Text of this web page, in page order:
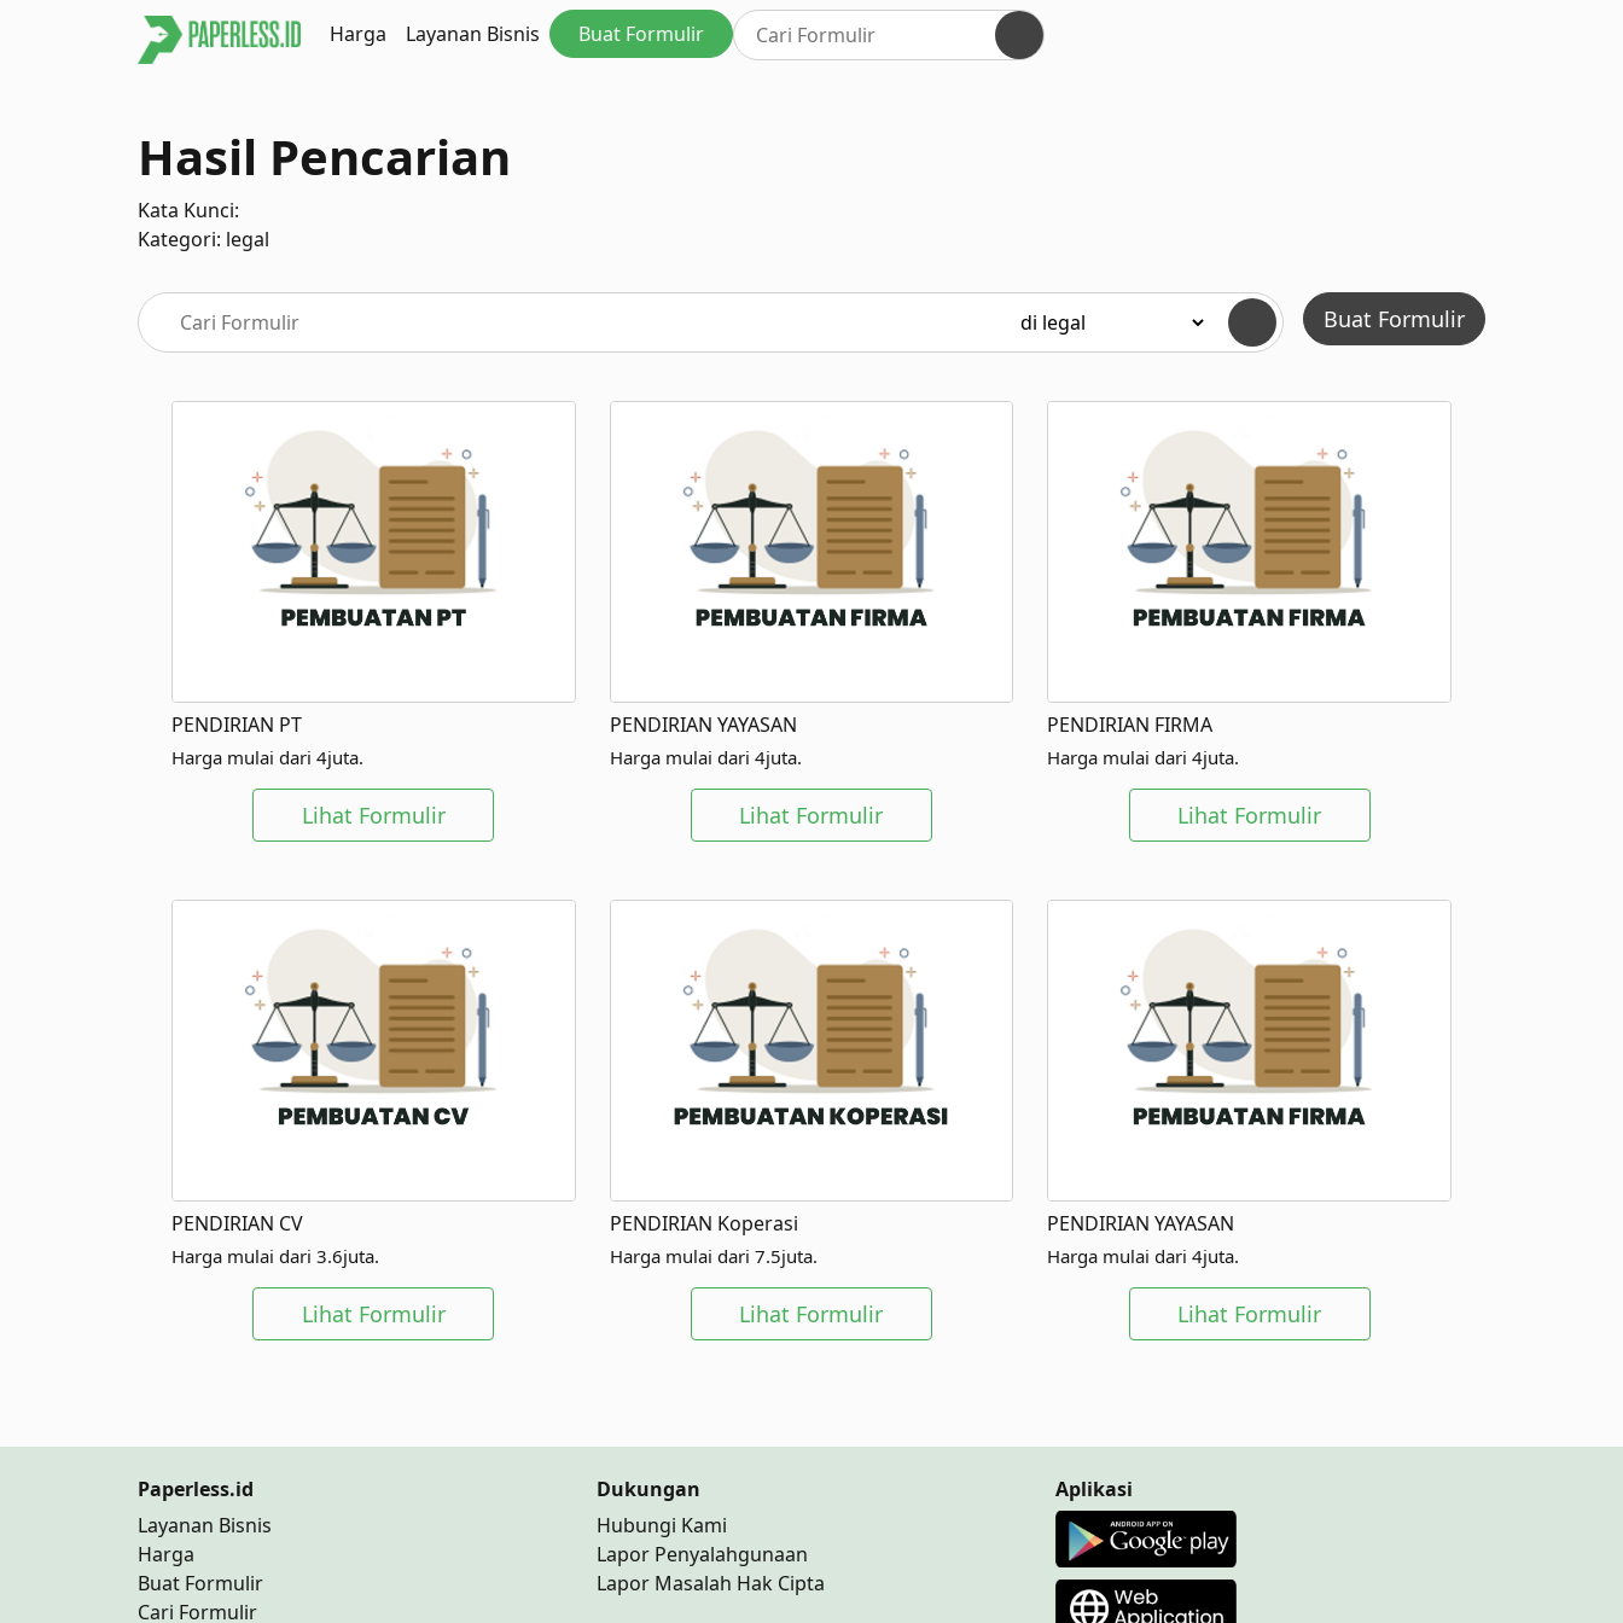
Harga Layanan Bisnis Buat Formulir
Hasil Pencarian
Kata Kunci:
Kategori: legal
Buat Formulir
PENDIRIAN PT
Harga mulai dari 4juta.
Lihat Formulir
PENDIRIAN YAYASAN
Harga mulai dari 4juta.
Lihat Formulir
PENDIRIAN FIRMA
Harga mulai dari 4juta.
Lihat Formulir
PENDIRIAN CV
Harga mulai dari 3.6juta.
Lihat Formulir
PENDIRIAN Koperasi
Harga mulai dari 7.5juta.
Lihat Formulir
PENDIRIAN YAYASAN
Harga mulai dari 4juta.
Lihat Formulir
Paperless.id
Layanan Bisnis
Harga
Buat Formulir
Cari Formulir
Dukungan
Hubungi Kami
Lapor Penyalahgunaan
Lapor Masalah Hak Cipta
Aplikasi